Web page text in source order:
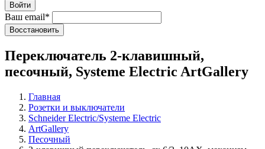
Войти
Ваш email*
Воcстановить
Переключатель 2-клавишный,
песочный, Systeme Electric ArtGallery
Главная
Розетки и выключатели
Schneider Electric/Systeme Electric
ArtGallery
Песочный